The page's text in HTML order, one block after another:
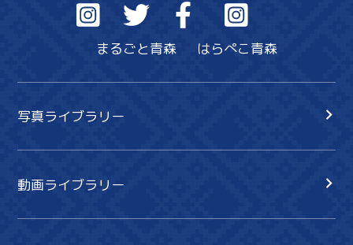
まるごと青森 はらぺこ青森
写真ライブラリー
動画ライブラリー